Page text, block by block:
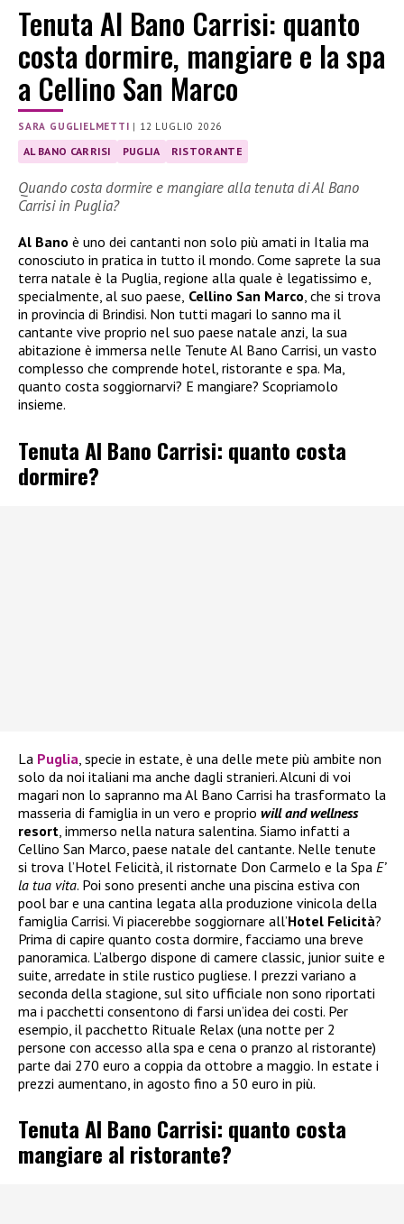
Tenuta Al Bano Carrisi: quanto
costa dormire, mangiare e la spa
a Cellino San Marco
SARA GUGLIELMETTI | 12 LUGLIO 2026
AL BANO CARRISI PUGLIA RISTORANTE
Quando costa dormire e mangiare alla tenuta di Al Bano
Carrisi in Puglia?
Al Bano è uno dei cantanti non solo più amati in Italia ma
conosciuto in pratica in tutto il mondo. Come saprete la sua
terra natale è la Puglia, regione alla quale è legatissimo e,
specialmente, al suo paese, Cellino San Marco, che si trova
in provincia di Brindisi. Non tutti magari lo sanno ma il
cantante vive proprio nel suo paese natale anzi, la sua
abitazione è immersa nelle Tenute Al Bano Carrisi, un vasto
complesso che comprende hotel, ristorante e spa. Ma,
quanto costa soggiornarvi? E mangiare? Scopriamolo
insieme.
Tenuta Al Bano Carrisi: quanto costa
dormire?
La Puglia , specie in estate, è una delle mete più ambite non
solo da noi italiani ma anche dagli stranieri. Alcuni di voi
magari non lo sapranno ma Al Bano Carrisi ha trasformato la
masseria di famiglia in un vero e proprio will and wellness
resort , immerso nella natura salentina. Siamo infatti a
Cellino San Marco, paese natale del cantante. Nelle tenute
si trova l’Hotel Felicità, il ristornate Don Carmelo e la Spa E’
la tua vita. Poi sono presenti anche una piscina estiva con
pool bar e una cantina legata alla produzione vinicola della
famiglia Carrisi. Vi piacerebbe soggiornare all’Hotel Felicità?
Prima di capire quanto costa dormire, facciamo una breve
panoramica. L’albergo dispone di camere classic, junior suite e
suite, arredate in stile rustico pugliese. I prezzi variano a
seconda della stagione, sul sito ufficiale non sono riportati
ma i pacchetti consentono di farsi un’idea dei costi. Per
esempio, il pacchetto Rituale Relax (una notte per 2
persone con accesso alla spa e cena o pranzo al ristorante)
parte dai 270 euro a coppia da ottobre a maggio. In estate i
prezzi aumentano, in agosto fino a 50 euro in più.
Tenuta Al Bano Carrisi: quanto costa
mangiare al ristorante?